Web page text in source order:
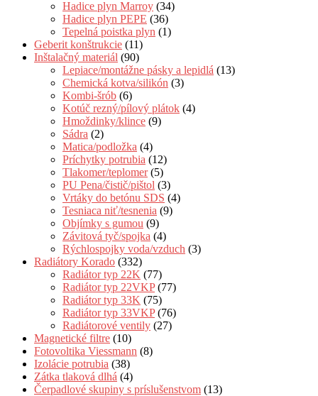
Hadice plyn Marroy (34)
Hadice plyn PEPE (36)
Tepelná poistka plyn (1)
Geberit konštrukcie (11)
Inštalačný materiál (90)
Lepiace/montážne pásky a lepidlá (13)
Chemická kotva/silikón (3)
Kombi-šrób (6)
Kotúč rezný/pílový plátok (4)
Hmoždinky/klince (9)
Sádra (2)
Matica/podložka (4)
Príchytky potrubia (12)
Tlakomer/teplomer (5)
PU Pena/čistič/pištol (3)
Vrtáky do betónu SDS (4)
Tesniaca niť/tesnenia (9)
Objímky s gumou (9)
Závitová tyč/spojka (4)
Rýchlospojky voda/vzduch (3)
Radiátory Korado (332)
Radiátor typ 22K (77)
Radiátor typ 22VKP (77)
Radiátor typ 33K (75)
Radiátor typ 33VKP (76)
Radiátorové ventily (27)
Magnetické filtre (10)
Fotovoltika Viessmann (8)
Izolácie potrubia (38)
Zátka tlaková dlhá (4)
Čerpadlové skupiny s príslušenstvom (13)